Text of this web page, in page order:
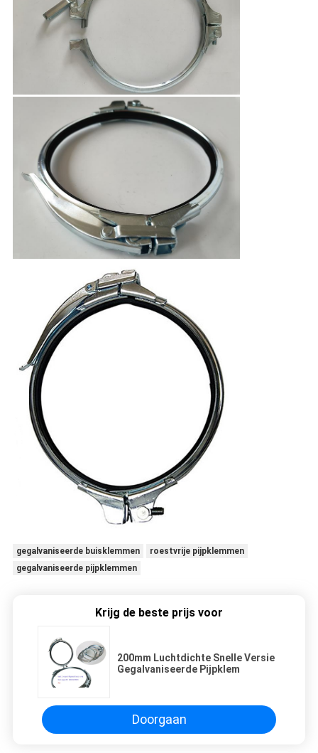
gegalvaniseerde buisklemmen
roestvrije pijpklemmen
gegalvaniseerde pijpklemmen
Krijg de beste prijs voor
200mm Luchtdichte Snelle Versie
Gegalvaniseerde Pijpklem
Doorgaan